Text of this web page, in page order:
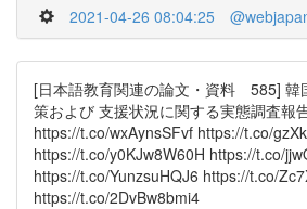
2021-04-26 08:04:25
[日本語教育関連の論文・資料 585] 韓
策および 支援状況に関する実態調査報
https://t.co/wxAynsSFvf https://t.co/
https://t.co/y0KJw8W60H https://t.co/
https://t.co/YunzsuHQJ6 https://t.co/
https://t.co/2DvBw8bmi4